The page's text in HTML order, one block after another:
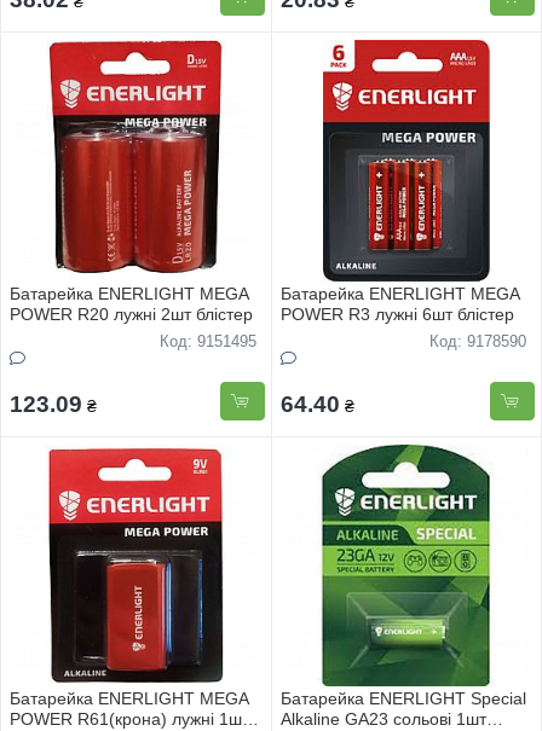
Батарейка ENERLIGHT MEGA
POWER R20 лужнi 2шт блiстер
Код: 9151495
123.09 ₴
Батарейка ENERLIGHT MEGA
POWER R3 лужнi 6шт блiстер
Код: 9178590
64.40 ₴
Батарейка ENERLIGHT MEGA
POWER R61(крона) лужнi 1шт
Батарейка ENERLIGHT Special
Alkaline GA23 сольовi 1шт